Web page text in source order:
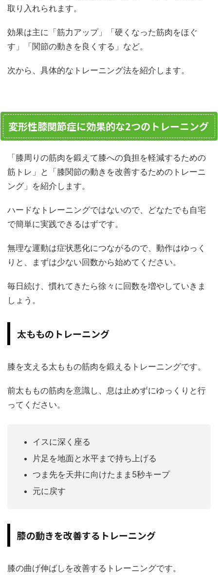
取り入れられます。
効果は主に「筋力アップ」「硬くなった筋肉をほぐ
す」「関節の動きを良くする」など。
次から、具体的なトレーニング法を紹介します。
変形性膝関節症に効果的な2つのトレーニング
「膝周りの筋肉を鍛えて膝への負担を軽減するための
筋トレ」と「膝関節の動きを改善するためのトレーニ
ング」を紹介します。
ハードなトレーニングではないので、どなたでも自宅
で簡単に実践できるはずです。
無理な運動は症状悪化につながるので、動作はゆっく
りと、まずは少ない回数から始めてください。
毎日続け、慣れてきたら徐々に回数を増やしていきま
しょう。
太もものトレーニング
膝を支える太ももの筋肉を鍛えるトレーニングです。
前太ももの筋肉を意識し、息は止めずにゆっくりと行
ってください。
イスに深く座る
片足を地面と水平まで持ち上げる
つま先を天井に向けたまま5秒キープ
元に戻す
膝の動きを改善するトレーニング
膝の曲げ伸ばしを改善するトレーニングです。